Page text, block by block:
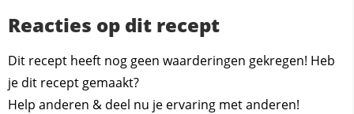
Reacties op dit recept
Dit recept heeft nog geen waarderingen gekregen! Heb
je dit recept gemaakt?
Help anderen & deel nu je ervaring met anderen!